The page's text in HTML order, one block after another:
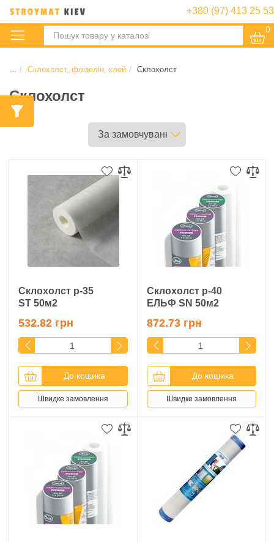
+380 (97) 413 25 53
0
Склохолст, флізелін, клей Склохолст
Склохолст
Cклохолст p-35
ST 50м2
532.82 грн
До кошика
Швидке замовлення
Cклохолст p-40
ЕЛЬФ SN 50м2
872.73 грн
До кошика
Швидке замовлення